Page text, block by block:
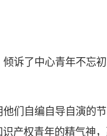
诉了中心青年不忘
们自编自导自演的
产权青年的精气神